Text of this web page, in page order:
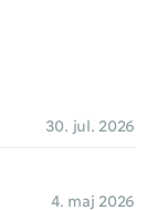
30. jul. 2026
4. maj 2026